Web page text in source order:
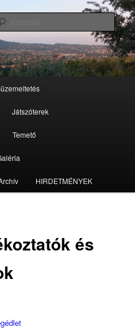
Játszóterek
Temető
HIRDETMÉNYEK
és